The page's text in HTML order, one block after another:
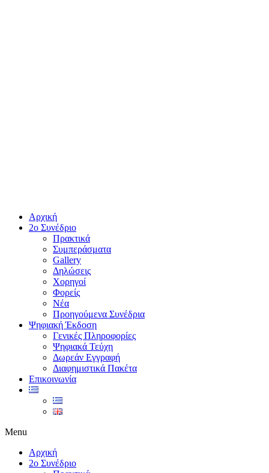
Αρχική
2ο Συνέδριο
Πρακτικά
Συμπεράσματα
Gallery
Δηλώσεις
Χορηγοί
Φορείς
Νέα
Προηγούμενα Συνέδρια
Ψηφιακή Έκδοση
Γενικές Πληροφορίες
Ψηφιακά Τεύχη
Δωρεάν Εγγραφή
Διαφημιστικά Πακέτα
Επικοινωνία
Menu
Αρχική
2ο Συνέδριο